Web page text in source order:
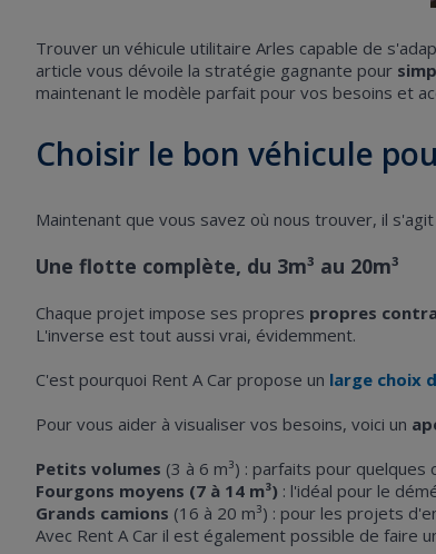
Trouver un véhicule utilitaire Arles capable de
article vous dévoile la stratégie gagnante pour
maintenant le modèle parfait pour vos besoins et
Choisir le bon véhicule
Maintenant que vous savez où nous trouver, il
Une flotte complète, du 3m³ au 20m³
Chaque projet impose ses propres propres
L'inverse est tout aussi vrai, évidemment.
C'est pourquoi Rent A Car propose un large choix
Pour vous aider à visualiser vos besoins, voici un
Petits volumes (3 à 6 m³) : parfaits pour
Fourgons moyens (7 à 14 m³) : l'idéal pour le
Grands camions (16 à 20 m³) : pour les projets
Avec Rent A Car il est également possible de faire